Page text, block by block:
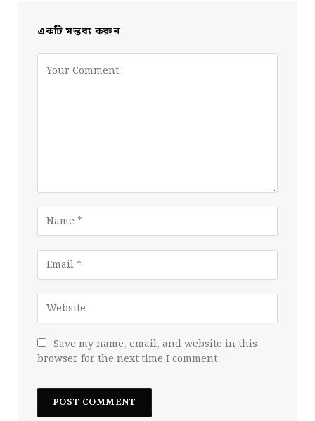
একটি মন্তব্য করুন
Save my name, email, and website in this
browser for the next time I comment.